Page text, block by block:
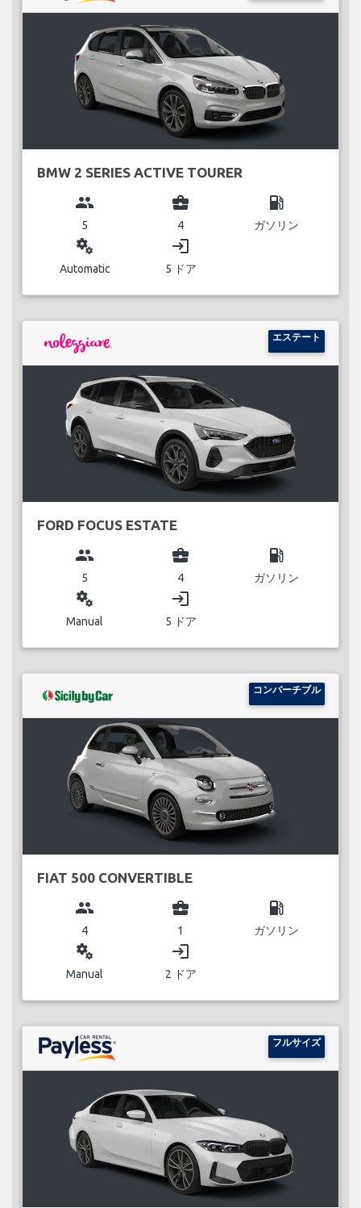
BMW 2 SERIES ACTIVE TOURER
group
5
business_center
4
local_gas_station
ガソリン
miscellaneous_services
Automatic
login
5 ドア
エステート
FORD FOCUS ESTATE
group
5
business_center
4
local_gas_station
ガソリン
miscellaneous_services
Manual
login
5 ドア
コンバーチブル
FIAT 500 CONVERTIBLE
group
4
business_center
1
local_gas_station
ガソリン
miscellaneous_services
Manual
login
2 ドア
フルサイズ